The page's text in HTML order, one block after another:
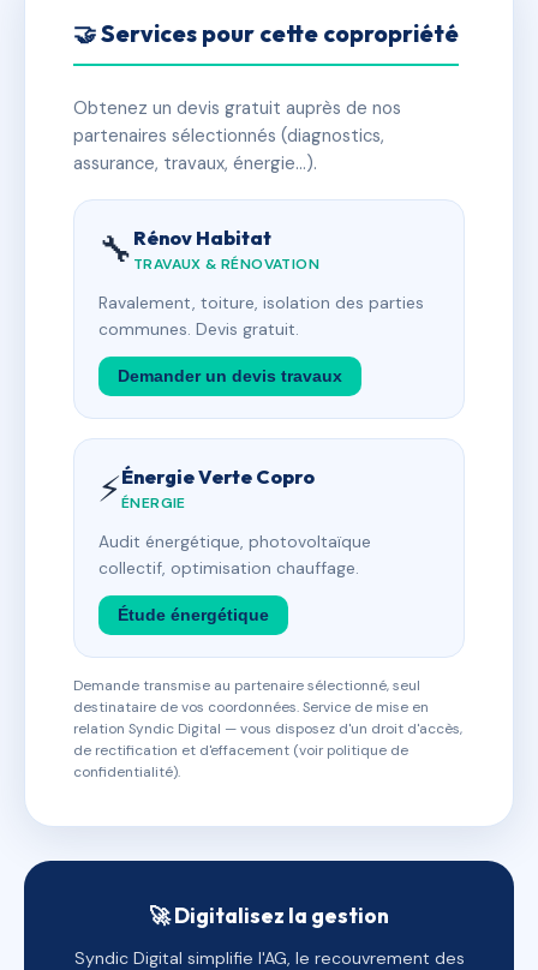
🤝 Services pour cette copropriété
Obtenez un devis gratuit auprès de nos
partenaires sélectionnés (diagnostics,
assurance, travaux, énergie…).
🔧 Rénov Habitat
TRAVAUX & RÉNOVATION
Ravalement, toiture, isolation des parties
communes. Devis gratuit.
Demander un devis travaux
⚡Énergie Verte Copro
ÉNERGIE
Audit énergétique, photovoltaïque
collectif, optimisation chauffage.
Étude énergétique
Demande transmise au partenaire sélectionné, seul
destinataire de vos coordonnées. Service de mise en
relation Syndic Digital — vous disposez d'un droit d'accès,
de rectification et d'effacement (voir politique de
confidentialité).
🚀 Digitalisez la gestion
Syndic Digital simplifie l'AG, le recouvrement des